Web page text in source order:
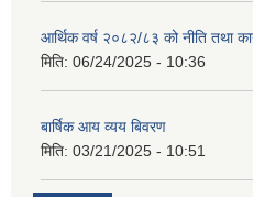
आर्थिक वर्ष २०८२/८३ को नीति तथा
मिति: 06/24/2025 - 10:36
बार्षिक आय व्यय बिवरण
मिति: 03/21/2025 - 10:51